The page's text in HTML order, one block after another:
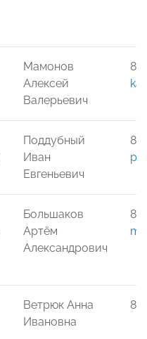
Мамонов
Алексей
Валерьевич
8-
Поддубный
Иван
Евгеньевич
8-
Большаков
Артём
Александрович
8-
Ветрюк Анна
Ивановна
8-